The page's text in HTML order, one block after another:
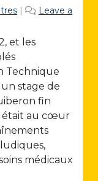
|
Leave a
et les
Technique
stage de
fin
était au cœur
médicaux